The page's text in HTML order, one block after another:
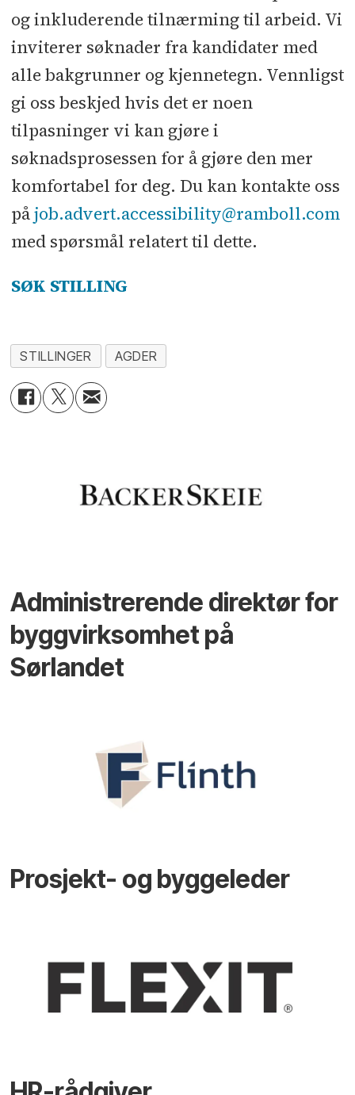
og inkluderende tilnærming til arbeid. Vi
inviterer søknader fra kandidater med
alle bakgrunner og kjennetegn. Vennligst
gi oss beskjed hvis det er noen
tilpasninger vi kan gjøre i
søknadsprosessen for å gjøre den mer
komfortabel for deg. Du kan kontakte oss
påjob.advert.accessibility@ramboll.com
med spørsmål relatert til dette.
SØK STILLING
STILLINGER AGDER
Administrerende direktør for
byggvirksomhet på
Sørlandet
Prosjekt- og byggeleder